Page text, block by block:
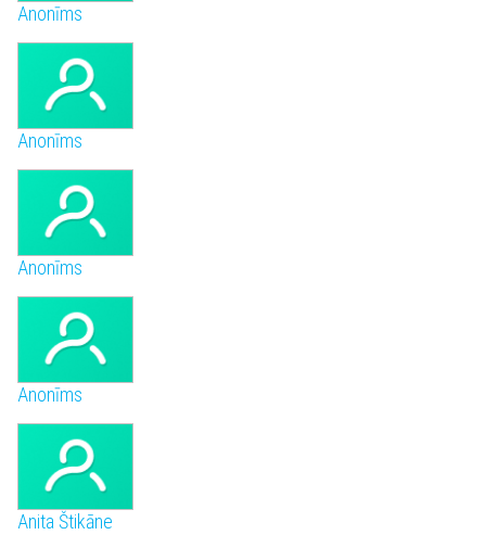
Anonīms
Anonīms
Anonīms
Anonīms
Anita Štikāne